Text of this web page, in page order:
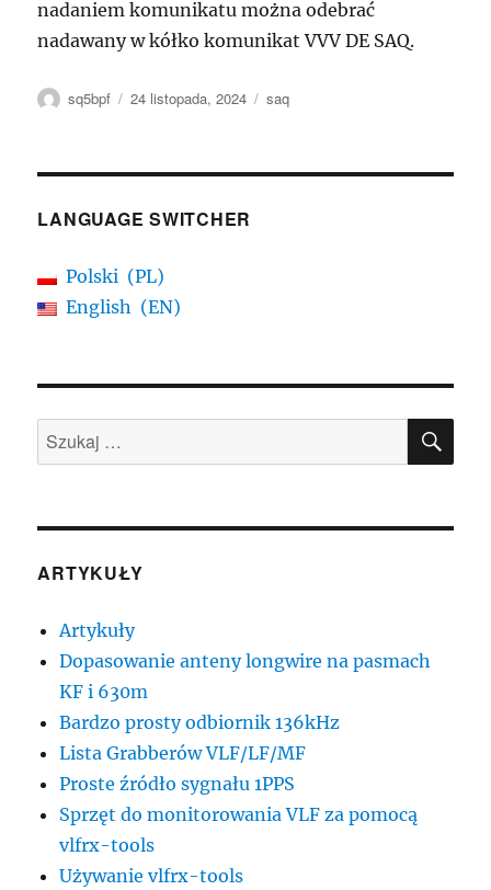
nadaniem komunikatu można odebrać
nadawany w kółko komunikat VVV DE SAQ.
Autor
sq5bpf
Data
24 listopada, 2024 Tagi
saq
LANGUAGE SWITCHER
Polski
PL
English
EN
Szukaj:
ARTYKUŁY
Artykuły
Dopasowanie anteny longwire na pasmach
KF i 630m
Bardzo prosty odbiornik 136kHz
Lista Grabberów VLF/LF/MF
Proste źródło sygnału 1PPS
Sprzęt do monitorowania VLF za pomocą
vlfrx-tools
Używanie vlfrx-tools